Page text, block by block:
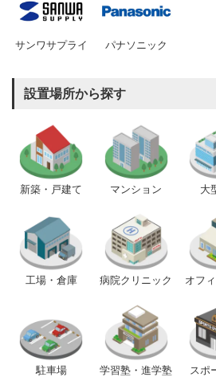
サンワサプライ パナソニック
設置場所から探す
新築・戸建て マンション 大
工場・倉庫 病院クリニック オフ
駐車場 学習塾・進学塾 スポ